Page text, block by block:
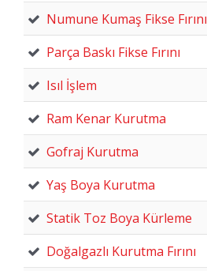
Numune Kumaş Fikse Fırını
Parça Baskı Fikse Fırını
Isıl İşlem
Ram Kenar Kurutma
Gofraj Kurutma
Yaş Boya Kurutma
Statik Toz Boya Kürleme
Doğalgazlı Kurutma Fırını